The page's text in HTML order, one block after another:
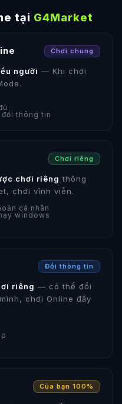
tại G4Market
Chơi chung
người — Khi chơi
thông tin
Chơi riêng
chơi riêng thông
chơi vĩnh viễn.
cá nhân
windows
Đổi thông tin
riêng — có thể đổi
chơi Online đầy
Của bạn 100%